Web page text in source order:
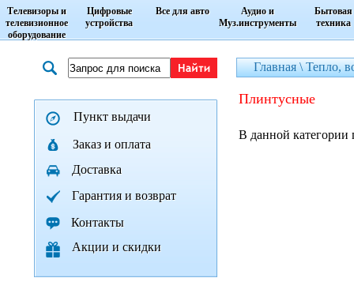
Телевизоры и
телевизионное
оборудование
Цифровые
устройства
Все для авто
Аудио и
Муз.инструменты
Бытовая
техника
Пункт выдачи
Заказ и оплата
Доставка
Гарантия и возврат
Контакты
Акции и скидки
Главная \Тепло,
плинтусные
В данной категории